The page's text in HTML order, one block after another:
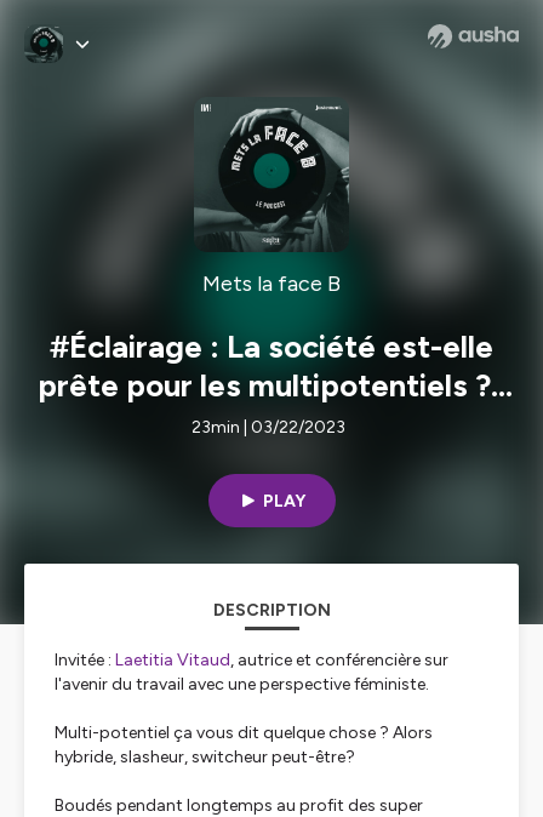
Mets la face B
#Éclairage : La société est-elle
prête pour les multipotentiels ? |
Laëtitia Vitaud
23min | 03/22/2023
PLAY
DESCRIPTION
Invitée : Laetitia Vitaud, autrice et conférencière sur
l'avenir du travail avec une perspective féministe.
Multi-potentiel ça vous dit quelque chose ? Alors
hybride, slasheur, switcheur peut-être?
Boudés pendant longtemps au profit des super